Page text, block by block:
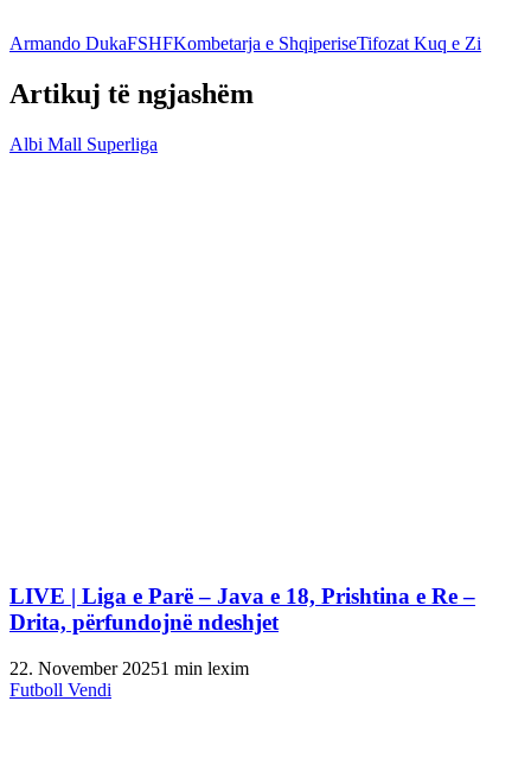
Armando DukaFSHFKombetarja e ShqiperiseTifozat Kuq e Zi
Artikuj të ngjashëm
Albi Mall Superliga
LIVE | Liga e Parë – Java e 18, Prishtina e Re –
Drita, përfundojnë ndeshjet
22. November 20251 min lexim
Futboll Vendi